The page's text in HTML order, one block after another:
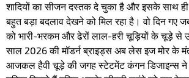
शादियों का सीजन दस्तक दे चुका है और इसके साथ
बहुत बड़ा बदलाव देखने को मिल रहा है। वो दिन गए
को भारी-भरकम और ढेरों लाल-हरी चूड़ियों के चूड़े से
साल 2026 की मॉडर्न ब्राइड्स अब लेस इज मोर के
आजकल हैवी चूड़े की जगह स्टेटमेंट कंगन डिजाइन्स ने